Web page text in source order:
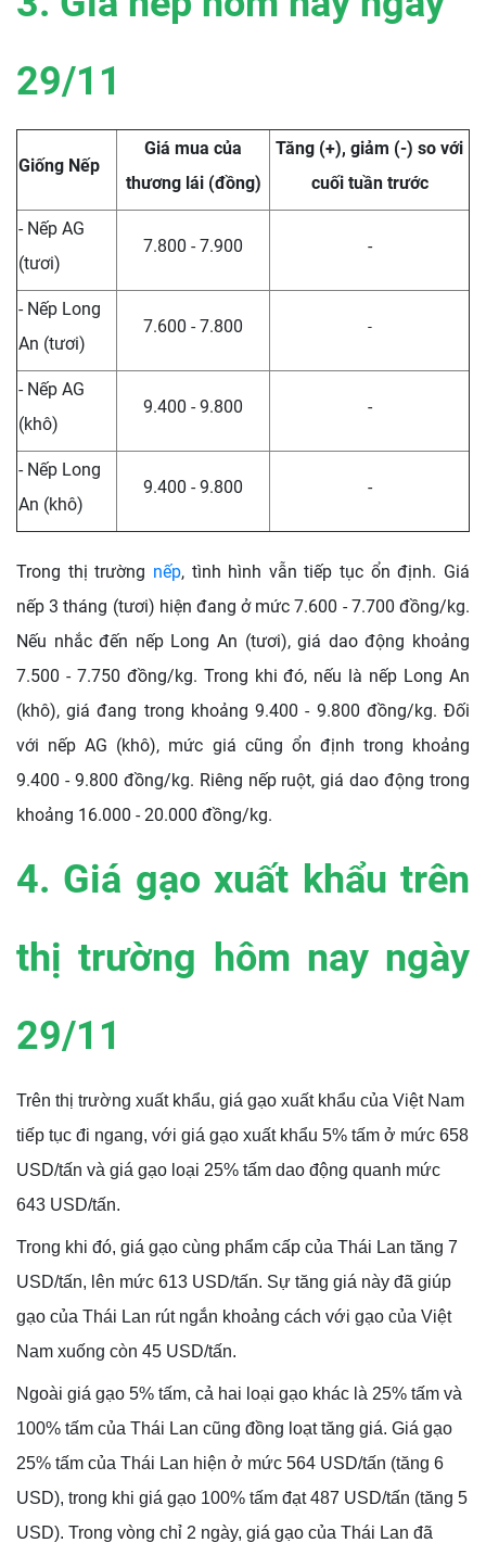
29/11
Giống Nếp
Giá mua của
thương lái (đồng)
Tăng (+), giảm (-) so với
cuối tuần trước
- Nếp AG
(tươi)
7.800 - 7.900 -
- Nếp Long
An (tươi)
7.600 - 7.800 -
- Nếp AG
(khô)
9.400 - 9.800 -
- Nếp Long
An (khô)
9.400 - 9.800 -
Trong thị trường nếp, tình hình vẫn tiếp tục ổn định. Giá
nếp 3 tháng (tươi) hiện đang ở mức 7.600 - 7.700 đồng/kg.
Nếu nhắc đến nếp Long An (tươi), giá dao động khoảng
7.500 - 7.750 đồng/kg. Trong khi đó, nếu là nếp Long An
(khô), giá đang trong khoảng 9.400 - 9.800 đồng/kg. Đối
với nếp AG (khô), mức giá cũng ổn định trong khoảng
9.400 - 9.800 đồng/kg. Riêng nếp ruột, giá dao động trong
khoảng 16.000 - 20.000 đồng/kg.
4. Giá gạo xuất khẩu trên
thị trường hôm nay ngày
29/11
Trên thị trường xuất khẩu, giá gạo xuất khẩu của Việt Nam
tiếp tục đi ngang, với giá gạo xuất khẩu 5% tấm ở mức 658
USD/tấn và giá gạo loại 25% tấm dao động quanh mức
643 USD/tấn.
Trong khi đó, giá gạo cùng phẩm cấp của Thái Lan tăng 7
USD/tấn, lên mức 613 USD/tấn. Sự tăng giá này đã giúp
gạo của Thái Lan rút ngắn khoảng cách với gạo của Việt
Nam xuống còn 45 USD/tấn.
Ngoài giá gạo 5% tấm, cả hai loại gạo khác là 25% tấm và
100% tấm của Thái Lan cũng đồng loạt tăng giá. Giá gạo
25% tấm của Thái Lan hiện ở mức 564 USD/tấn (tăng 6
USD), trong khi giá gạo 100% tấm đạt 487 USD/tấn (tăng 5
USD). Trong vòng chỉ 2 ngày, giá gạo của Thái Lan đã